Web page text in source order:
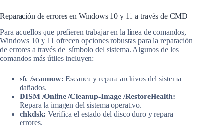
Reparación de errores en Windows 10 y 11 a través de CMD
Para aquellos que prefieren trabajar en la línea de comandos,
Windows 10 y 11 ofrecen opciones robustas para la reparación
de errores a través del símbolo del sistema. Algunos de los
comandos más útiles incluyen:
sfc /scannow: Escanea y repara archivos del sistema
dañados.
DISM /Online /Cleanup-Image /RestoreHealth:
Repara la imagen del sistema operativo.
chkdsk: Verifica el estado del disco duro y repara
errores.